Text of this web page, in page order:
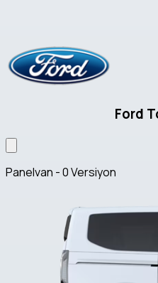
Ford
Panelvan - 0 Versiyon